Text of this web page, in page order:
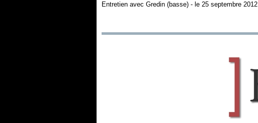
Entretien avec Gredin (basse) - le 25 septembre 2012